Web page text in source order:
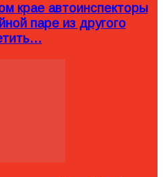
крае автоинспекторы
паре из другого